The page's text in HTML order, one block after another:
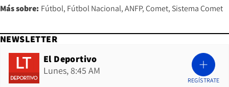
Más sobre: Fútbol Fútbol Nacional ANFP Comet Sistema Comet
NEWSLETTER
El Deportivo
Lunes, 8:45 AM
REGÍSTRATE